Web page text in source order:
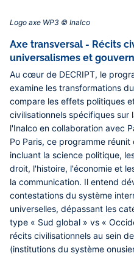
Logo axe WP3 © Inalco‎
Axe transversal - Récits
universalismes et
Au cœur de DECRIPT, le
examine les transformations
compare les effets politiques
civilisationnels spécifiques sur
l'Inalco en collaboration avec
Po Paris, ce programme
incluant la science politique,
droit, l'histoire, l'économie et
la communication. Il entend
contestations du système
universelles, dépassant les
type « Sud global » vs «
récits civilisationnels au sein
(institutions du système